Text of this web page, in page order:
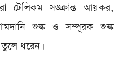
টেলিকম সঙ্ক্রান্ত আয়কর,
শুল্ক ও সম্পূরক শুল্ক
তুলে ধরেন।